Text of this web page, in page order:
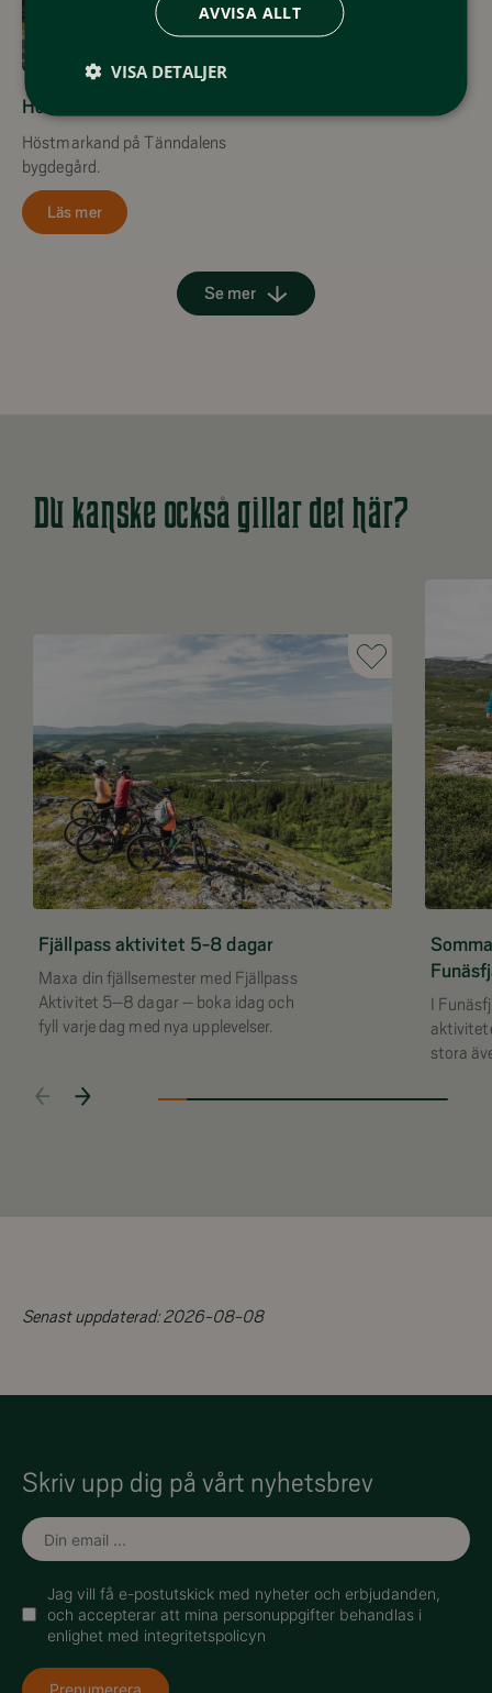
Höstmarknad Tänndalen
Höstmarkand på Tänndalens
bygdegård.
Läs mer
Se mer
Du kanske också gillar det här?
Fjällpass aktivitet 5-8 dagar
Maxa din fjällsemester med Fjällpass
Aktivitet 5–8 dagar – boka idag och
fyll varje dag med nya upplevelser.
I
stora
eller
Senast uppdaterad:2026-08-08
Skriv upp dig på vårt nyhetsbrev
Jag vill få e-postutskick med nyheter och erbjudanden,
och accepterar att mina personuppgifter behandlas i
enlighet med integritetspolicyn
Prenumerera
AVVISA ALLT
VISA DETALJER